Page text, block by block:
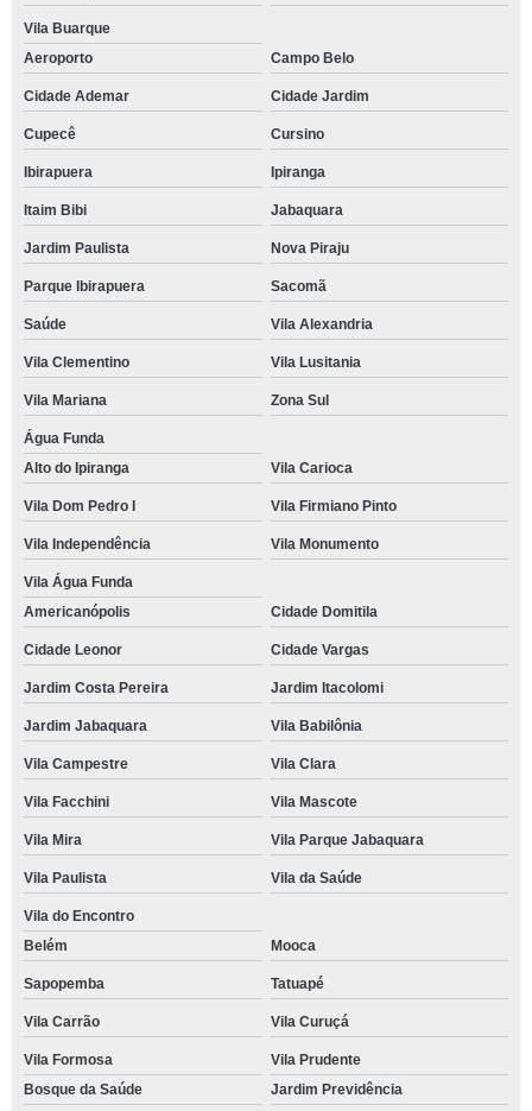
Vila Buarque
Aeroporto
Campo Belo
Cidade Ademar Cidade Jardim
Cupecê Cursino
Ibirapuera Ipiranga
Itaim Bibi Jabaquara
Jardim Paulista Nova Piraju
Parque Ibirapuera Sacomã
Saúde Vila Alexandria
Vila Clementino Vila Lusitania
Vila Mariana Zona Sul
Água Funda
Alto do Ipiranga
Vila Carioca
Vila Dom Pedro I Vila Firmiano Pinto
Vila Independência Vila Monumento
Vila Água Funda
Americanópolis
Cidade Domitila
Cidade Leonor Cidade Vargas
Jardim Costa Pereira Jardim Itacolomi
Jardim Jabaquara Vila Babilônia
Vila Campestre Vila Clara
Vila Facchini Vila Mascote
Vila Mira Vila Parque Jabaquara
Vila Paulista Vila da Saúde
Vila do Encontro
Belém
Mooca
Sapopemba Tatuapé
Vila Carrão Vila Curuçá
Vila Formosa
Vila Prudente
Bosque da Saúde
Jardim Previdência